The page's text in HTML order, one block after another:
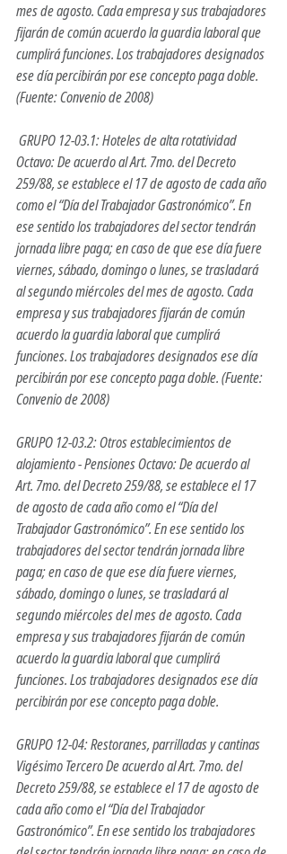
mes de agosto. Cada empresa y sus trabajadores
fijarán de común acuerdo la guardia laboral que
cumplirá funciones. Los trabajadores designados
ese día percibirán por ese concepto paga doble.
(Fuente: Convenio de 2008)
Octavo: De acuerdo al Art. 7mo. del Decreto
259/88, se establece el 17 de agosto de cada año
como el “Día del Trabajador Gastronómico”. En
ese sentido los trabajadores del sector tendrán
jornada libre paga; en caso de que ese día fuere
viernes, sábado, domingo o lunes, se trasladará
al segundo miércoles del mes de agosto. Cada
empresa y sus trabajadores fijarán de común
acuerdo la guardia laboral que cumplirá
funciones. Los trabajadores designados ese día
percibirán por ese concepto paga doble. (Fuente:
Convenio de 2008)
GRUPO 12-03.2: Otros establecimientos de
alojamiento - Pensiones Octavo: De acuerdo al
Art. 7mo. del Decreto 259/88, se establece el 17
de agosto de cada año como el “Día del
Trabajador Gastronómico”. En ese sentido los
trabajadores del sector tendrán jornada libre
paga; en caso de que ese día fuere viernes,
sábado, domingo o lunes, se trasladará al
segundo miércoles del mes de agosto. Cada
empresa y sus trabajadores fijarán de común
acuerdo la guardia laboral que cumplirá
funciones. Los trabajadores designados ese día
percibirán por ese concepto paga doble.
GRUPO 12-04: Restoranes, parrilladas y cantinas
Vigésimo Tercero De acuerdo al Art. 7mo. del
Decreto 259/88, se establece el 17 de agosto de
cada año como el “Día del Trabajador
Gastronómico”. En ese sentido los trabajadores